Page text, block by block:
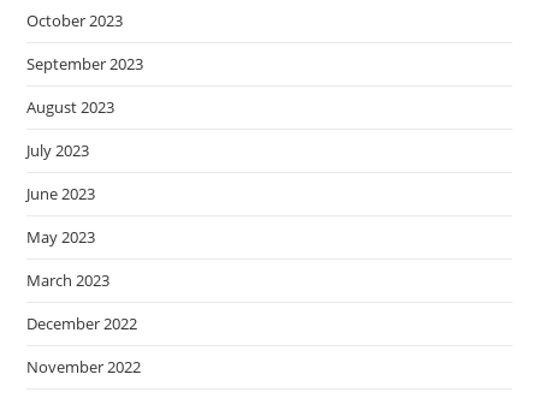
October 2023
September 2023
August 2023
July 2023
June 2023
May 2023
March 2023
December 2022
November 2022